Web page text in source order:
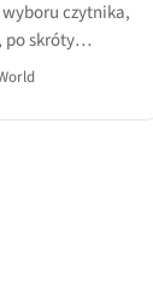
czytnika,
po skróty
z rzetelnymi